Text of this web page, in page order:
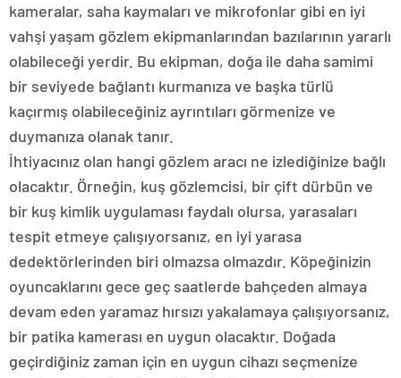
kameralar, saha kaymaları ve mikrofonlar gibi en iyi
vahşi yaşam gözlem ekipmanlarından bazılarının yararlı
olabileceği yerdir. Bu ekipman, doğa ile daha samimi
bir seviyede bağlantı kurmanıza ve başka türlü
kaçırmış olabileceğiniz ayrıntıları görmenize ve
duymanıza olanak tanır.
İhtiyacınız olan hangi gözlem aracı ne izlediğinize bağlı
olacaktır. Örneğin, kuş gözlemcisi, bir çift dürbün ve
bir kuş kimlik uygulaması faydalı olursa, yarasaları
tespit etmeye çalışıyorsanız, en iyi yarasa
dedektörlerinden biri olmazsa olmazdır. Köpeğinizin
oyuncaklarını gece geç saatlerde bahçeden almaya
devam eden yaramaz hırsızı yakalamaya çalışıyorsanız,
bir patika kamerası en uygun olacaktır. Doğada
geçirdiğiniz zaman için en uygun cihazı seçmenize